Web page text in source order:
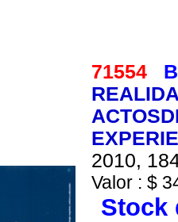
71554
2010,
Valor : $
Stock